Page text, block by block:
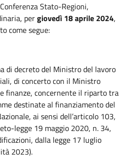
Stato-Regioni,
pergiovedì 18 aprile 2024,
come segue:
di decreto del Ministro del lavoro
di concerto con il Ministro
finanze, concernente il riparto tra
destinate al finanziamento del
ai sensi dell’articolo 103,
legge 19 maggio 2020, n. 34,
dalla legge 17 luglio
2023).